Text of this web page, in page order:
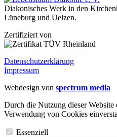
Diakonisches Werk in den
Lüneburg und Uelzen.
Zertifiziert von
Datenschutzerklärung
Impressum
Webdesign von spectrum media
Durch die Nutzung dieser Website
Verwendung von Cookies
Essenziell